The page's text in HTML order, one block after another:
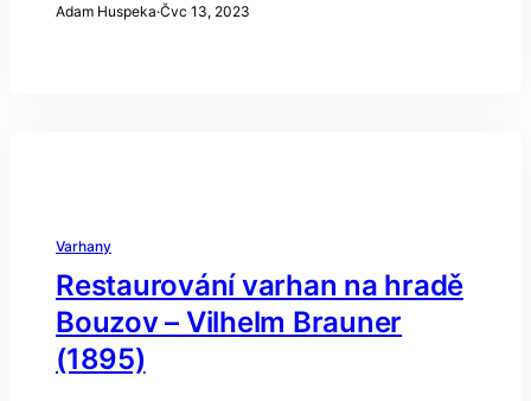
Adam Huspeka·Čvc 13, 2023
Varhany
Restaurování varhan na hradě
Bouzov – Vilhelm Brauner
(1895)